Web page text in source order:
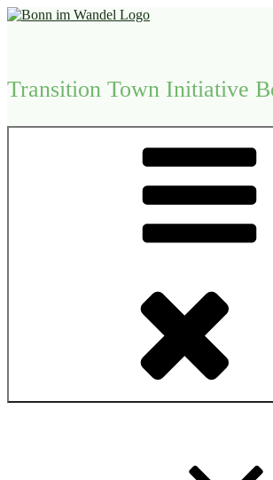
Zum
Transition Town Initiative